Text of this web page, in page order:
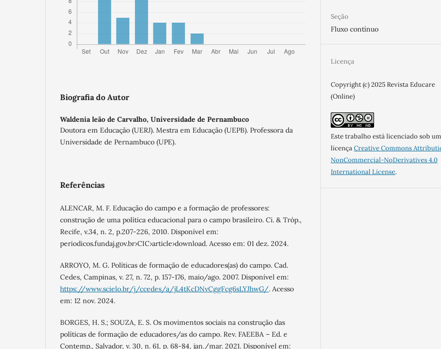
Biografia do Autor
Waldenia leão de Carvalho, Universidade de Pernambuco
Doutora em Educação (UERJ). Mestra em Educação (UEPB). Professora da
Universidade de Pernambuco (UPE).
Referências
ALENCAR, M. F. Educação do campo e a formação de professores:
construção de uma política educacional para o campo brasileiro. Ci. & Tróp.,
Recife, v.34, n. 2, p.207-226, 2010. Disponível em:
periodicos.fundaj.gov.br›CIC›article›download. Acesso em: 01 dez. 2024.
ARROYO, M. G. Políticas de formação de educadores(as) do campo. Cad.
Cedes, Campinas, v. 27, n. 72, p. 157-176, maio/ago. 2007. Disponível em:
https://www.scielo.br/j/ccedes/a/jL4tKcDNvCggFcg6sLYJhwG/. Acesso
em: 12 nov. 2024.
BORGES, H. S.; SOUZA, E. S. Os movimentos sociais na construção das
políticas de formação de educadores/as do campo. Rev. FAEEBA – Ed. e
Contemp., Salvador, v. 30, n. 61, p. 68-84, jan./mar. 2021. Disponível em:
Seção
Fluxo contínuo
Licença
Copyright (c) 2025 Revista Educare
(Online)
Este trabalho está licenciado sob
licençaCreative Commons
NonCommercial-NoDerivatives 4.0
International License.